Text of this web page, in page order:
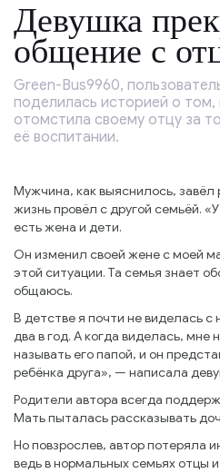
Девушка
общение с
Green-Bus9960,
поделилась историей о том,
отомстила своему отцу за
её воспитании.
Мужчина, как выяснилось, завёл
жизнь провёл с другой семьёй.
есть жена и дети.
Он изменил своей жене с моей
этой ситуации. Та семья знает
общаюсь.
В детстве я почти не виделась
два в год. А когда виделась, мне
называть его папой, и он
ребёнка друга», — написала
Родители автора всегда
Мать пыталась рассказывать
Но повзрослев, автор потеряла
ведь в нормальных семьях отцы